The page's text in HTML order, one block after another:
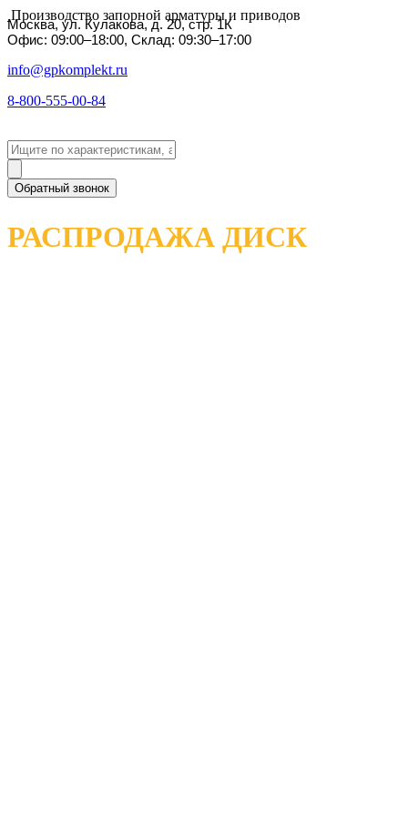
Производство запорной арматуры и приводов
Москва, ул. Кулакова, д. 20, стр. 1К
Офис: 09:00–18:00, Склад: 09:30–17:00
info@gpkomplekt.ru
8-800-555-00-84
Обратный звонок
РАСПРОДАЖА ДИСК